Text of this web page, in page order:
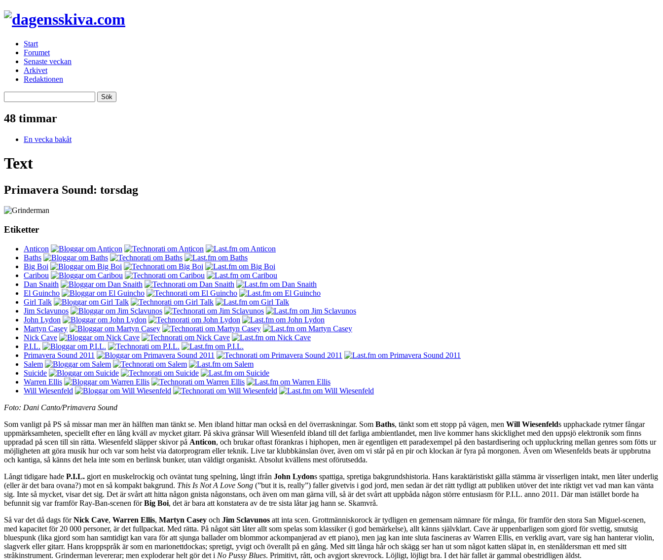
Start
Forumet
Senaste veckan
Arkivet
Redaktionen
48 timmar
En vecka bakåt
Text
Primavera Sound: torsdag
Etiketter
Anticon
Baths
Big Boi
Caribou
Dan Snaith
El Guincho
Girl Talk
Jim Sclavunos
John Lydon
Martyn Casey
Nick Cave
P.I.L.
Primavera Sound 2011
Salem
Suicide
Warren Ellis
Will Wiesenfeld
Foto: Dani Canto/Primavera Sound
Som vanligt på PS så missar man mer än hälften man tänkt se. Men ibland hittar man också en del överraskningar. Som Baths, tänkt som ett stopp på vägen, men Will Wiesenfelds upphackade rytmer fångar
uppmärksamheten, speciellt efter en lång kväll av mycket gitarr. På skiva gränsar Will Wiesenfeld ibland till det farliga ambientlandet, men live kommer hans skicklighet med den uppsjö elektronik som finns
uppradad på scen till sin rätta. Wiesenfeld släpper skivor på Anticon, och brukar oftast förankras i hiphopen, men är egentligen ett paradexempel på den bastardisering och uppluckring mellan genres som fötts ur
möjligheten att göra musik hur och var som helst via datorprogram eller teknik. Live tar klubbkänslan över, även om vi står på en pir och klockan är fyra på morgonen. Även om Wiesenfelds beats är uppbrutna
och kantiga, så känns det hela inte som en berlinsk bunker, utan väldigt organiskt. Absolut kvällens mest oförutsedda.
Långt tidigare hade P.I.L. gjort en muskelrockig och oväntat tung spelning, långt ifrån John Lydons spattiga, spretiga bakgrundshistoria. Hans karaktäristiskt gälla stämma är visserligen intakt, men låter underlig
(eller är det bara ovana?) mot en så kompakt bakgrund. This Is Not A Love Song (”but it is, really”) faller givetvis i god jord, men sedan är det rätt tydligt att publiken utöver det inte riktigt vet vad man kan vänta
sig. Inte så mycket, visar det sig. Det är svårt att hitta någon gnista någonstans, och även om man gärna vill, så är det svårt att uppbåda någon större entusiasm för P.I.L. anno 2011. Där man istället borde ha
befunnit sig var framför Ray-Ban-scenen förBig Boi, det är bara att konstatera av de tre sista låtar jag hann se. Skamvrå.
Så var det då dags förNick Cave, Warren Ellis, Martyn Casey och Jim Sclavunos att inta scen. Grottmänniskorock är tydligen en gemensam nämnare för många, för framför den stora San Miguel-scenen,
med kapacitet för 20 000 personer, är det fullpackat. Med rätta. På något sätt låter allt som spelas som klassiker (i god bemärkelse), allt känns självklart. Cave är uppenbarligen som gjord för svettig, smutsig
bluespunk (lika gjord som han samtidigt kan vara för att sjunga ballader om blommor ackompanjerad av ett piano), men jag kan inte sluta fascineras av Warren Ellis, en verklig avart, vare sig han hanterar violin,
slagverk eller gitarr. Hans kroppspråk är som en marionettdockas; spretigt, yvigt och överallt på en gång. Med sitt långa hår och skägg ser han ut som något katten släpat in, en stenåldersman ett med sitt
stråkinstrument. Grinderman levererar; men exploderar helt gör det i No Pussy Blues. Primitivt, rått, och avgjort skrevrock. Löjligt, löjligt bra. I det här fallet är gammal obestridligen äldst.